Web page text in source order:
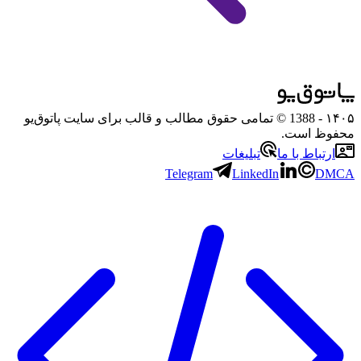
۱۴۰۵
- 1388 © تمامی حقوق مطالب و قالب برای سایت پاتوق‌یو
محفوظ است.
ارتباط با ما
تبلیغات
Telegram
LinkedIn DMCA